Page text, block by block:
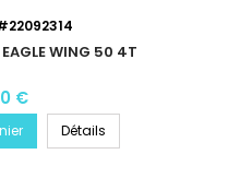
WING 50 4T
€
Détails